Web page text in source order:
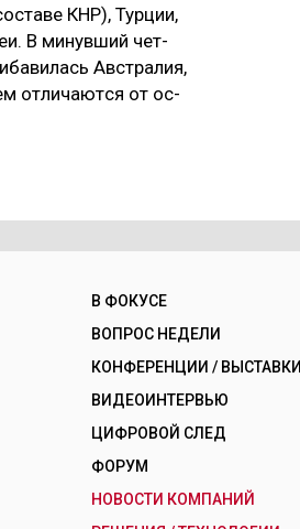
КНР), Тур­ции,
В ми­нув­ший чет­
Авс­тра­лия,
от­ли­чают­ся от ос­
В ФОКУСЕ
ВОПРОС НЕДЕЛИ
КОНФЕРЕНЦИИ / ВЫСТАВКИ
ВИДЕОИНТЕРВЬЮ
ЦИФРОВОЙ СЛЕД
ФОРУМ
НОВОСТИ КОМПАНИЙ